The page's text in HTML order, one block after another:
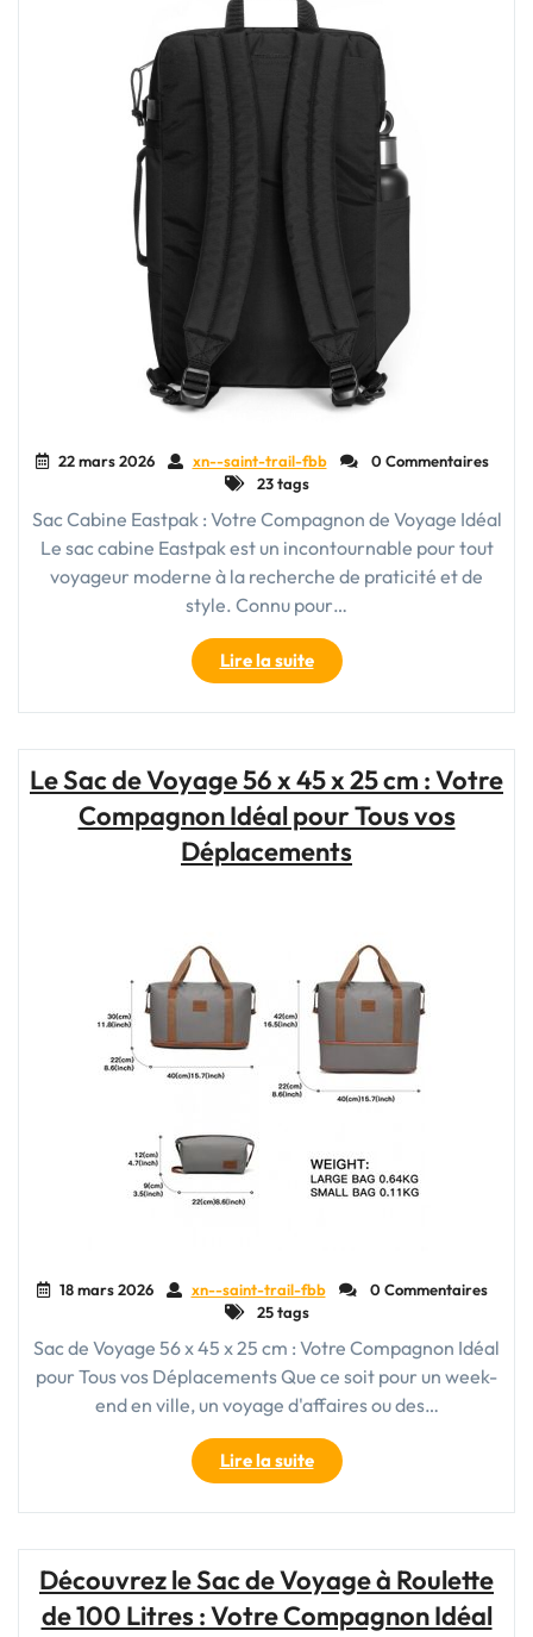
22 mars 2026 xn--saint-trail-fbb
0 Commentaires
23 tags
Sac Cabine Eastpak : Votre Compagnon de Voyage Idéal
Le sac cabine Eastpak est un incontournable pour tout
voyageur moderne à la recherche de praticité et de
style. Connu pour…
Lire la suite"Le
Sac
Cabine
Votre
Compagnon
de
Voyage
Le Sac de Voyage 56 x 45 x 25 cm : Votre
Compagnon Idéal pour Tous vos
Déplacements
18 mars 2026 xn--saint-trail-fbb
0 Commentaires
25 tags
Sac de Voyage 56 x 45 x 25 cm : Votre Compagnon Idéal
pour Tous vos Déplacements Que ce soit pour un week-
end en ville, un voyage d'affaires ou des…
Lire la suite"Le
Sac
de
x
45
Découvrez le Sac de Voyage à Roulette
de 100 Litres : Votre Compagnon Idéal